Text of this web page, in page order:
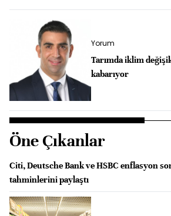
Yorum
Tarımda iklim
kabarıyor
Öne Çıkanlar
Citi, Deutsche Bank ve HSBC enflasyon
tahminlerini paylaştı